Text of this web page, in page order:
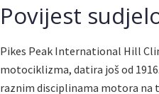
Povijest
Pikes Peak International Hill
motociklizma, datira još od
raznim disciplinama motora na